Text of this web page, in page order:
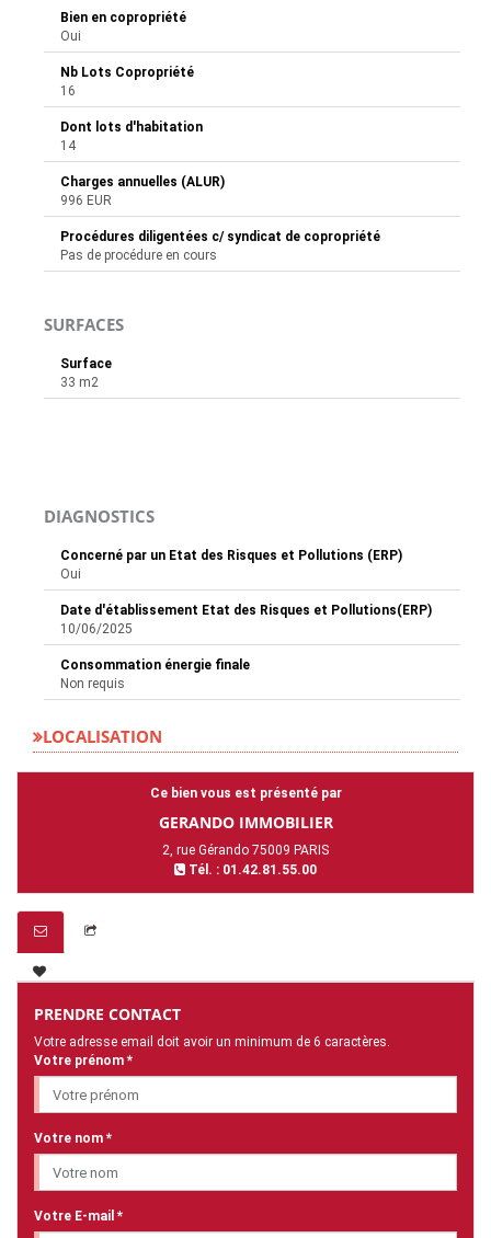
Bien en copropriété
Oui
Nb Lots Copropriété
16
Dont lots d'habitation
14
Charges annuelles (ALUR)
996 EUR
Procédures diligentées c/ syndicat de copropriété
Pas de procédure en cours
SURFACES
Surface
33 m2
DIAGNOSTICS
Concerné par un Etat des Risques et Pollutions (ERP)
Oui
Date d'établissement Etat des Risques et Pollutions(ERP)
10/06/2025
Consommation énergie finale
Non requis
LOCALISATION
Ce bien vous est présenté par
GERANDO IMMOBILIER
2, rue Gérando 75009 PARIS
Tél. : 01.42.81.55.00
PRENDRE CONTACT
Votre adresse email doit avoir un minimum de 6 caractères.
Votre prénom *
Votre nom *
Votre E-mail *